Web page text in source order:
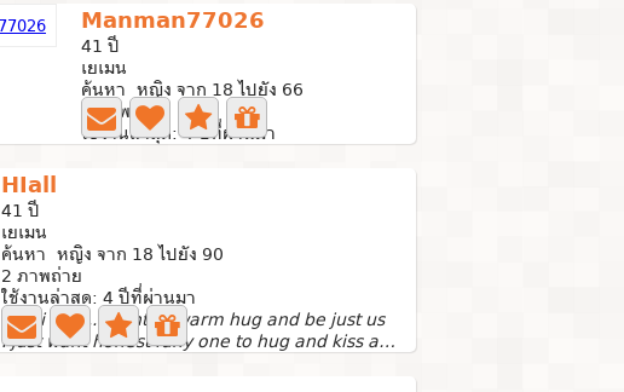
Manman77026
41 ปี
เยเมน
ค้นหา หญิง จาก 18 ไปยัง 66
0 ภาพถ่าย
ใช้งานล่าสุด: 4 ปีที่ผ่านมา
HIall
41 ปี
เยเมน
ค้นหา หญิง จาก 18 ไปยัง 90
2 ภาพถ่าย
ใช้งานล่าสุด: 4 ปีที่ผ่านมา
Can i hug ..i want ur warm hug and be just us
I just want honest funy one to hug and kiss and sleep in...